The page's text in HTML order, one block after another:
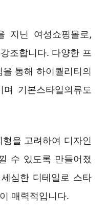
지닌 여성쇼핑몰로,
조합니다. 다양한 프
통해 하이퀄리티의
기본스타일의류도
을 고려하여 디자인
수 있도록 만들어졌
심한 디테일로 스타
매력적입니다.